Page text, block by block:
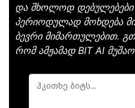
და მხოლოდ დებულებები
პერიოდულად მოხდება
ბევრი მიმართულებით.
რომ ამჟამად BIT AI